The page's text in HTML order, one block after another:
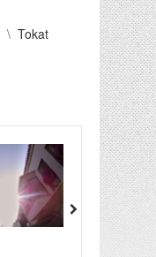
\ Tokat
Türkiye Home